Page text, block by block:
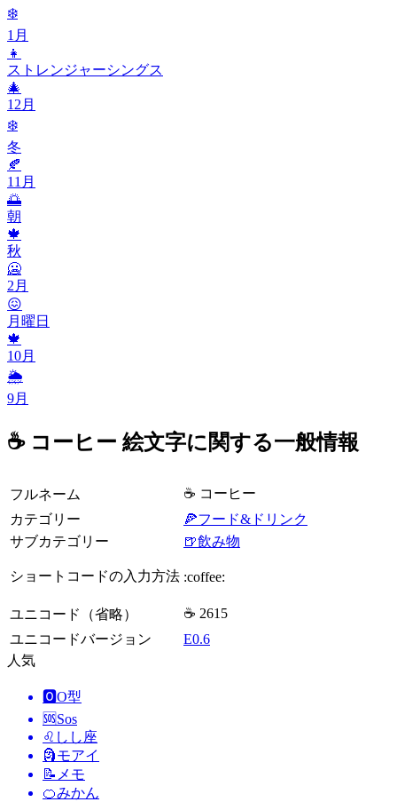
❄️
1月
👧
ストレンジャーシングス
🎄
12月
❄️
冬
🍂
11月
🌅
朝
🍁
秋
🥶
2月
😖
月曜日
🍁
10月
🌦
9月
☕ コーヒー 絵文字に関する一般情報
フルネーム
☕ コーヒー
カテゴリー
🍕フード&ドリンク
サブカテゴリー
🍺飲み物
ショートコードの入力方法 :coffee:
ユニコード（省略）
☕ 2615
ユニコードバージョン
E0.6
人気
🅾️O型
🆘Sos
♌ しし座
🗿モアイ
📝 メモ
🍊みかん